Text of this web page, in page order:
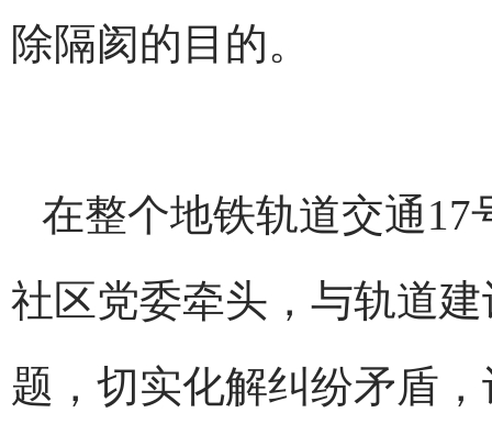
除隔阂的目的。
在整个地铁轨道交通
社区党委牵头，与轨道
题，切实化解纠纷矛盾